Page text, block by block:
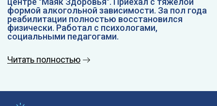
формой алкогольной зависимости. За пол года
реабилитации полностью восстановился
физически. Работал с психологами,
социальными педагогами.
Читать полностью